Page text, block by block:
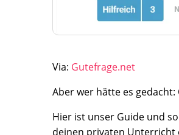
Via: Gutefrage.net
Aber wer hätte es
Hier ist unser Guide und
deinen privaten Unterricht